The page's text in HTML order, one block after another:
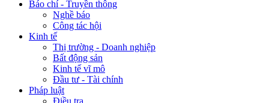
Báo chí - Truyền thông
Nghề báo
Công tác hội
Kinh tế
Thị trường - Doanh nghiệp
Bất động sản
Kinh tế vĩ mô
Đầu tư - Tài chính
Pháp luật